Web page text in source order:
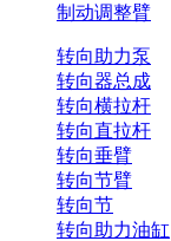
制动调整臂
转向助力泵
转向器总成
转向横拉杆
转向直拉杆
转向垂臂
转向节臂
转向节
转向助力油缸